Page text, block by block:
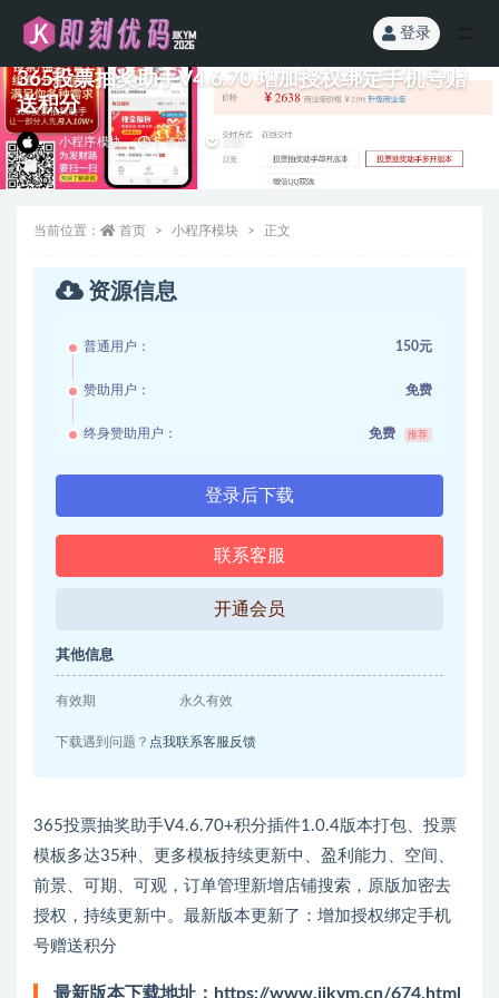
登录
365投票抽奖助手V4.6.70 增加授权绑定手机号赠
送积分
小程序模块 5 年前 150
当前位置： 首页 小程序模块 正文
资源信息
普通用户： 150元
赞助用户： 免费
终身赞助用户： 免费 推荐
登录后下载
联系客服
开通会员
其他信息
有效期 永久有效
下载遇到问题？ 点我联系客服反馈
365投票抽奖助手V4.6.70+积分插件1.0.4版本打包、投票
模板多达35种、更多模板持续更新中、盈利能力、空间、
前景、可期、可观，订单管理新增店铺搜索，原版加密去
授权，持续更新中。最新版本更新了：增加授权绑定手机
号赠送积分
最新版本下载地址： https://www.jikym.cn/674.html